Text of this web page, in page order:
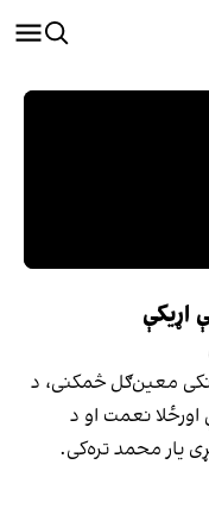
اړیکې
معین‌ګل څمکنی، د
نعمت او د
یار محمد تره‌کی.